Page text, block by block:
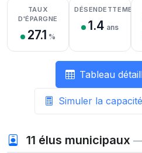
Détail des recettes
Détail des dépenses
Détail de la trésorerie
TAUX
D'ÉPARGNE
27.1 %
DÉSENDETTEMENT
1.4 ans
Tableau
Simuler la
11 élus municipaux —